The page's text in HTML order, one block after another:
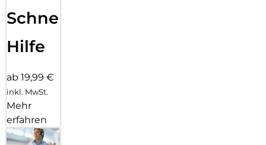
Schnelle
Hilfe
ab 19,99 €
inkl. MwSt.
Mehr
erfahren